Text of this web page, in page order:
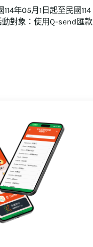
年05月1日起至民國114
對象：使用Q-send匯款
三重好禮慶週年！